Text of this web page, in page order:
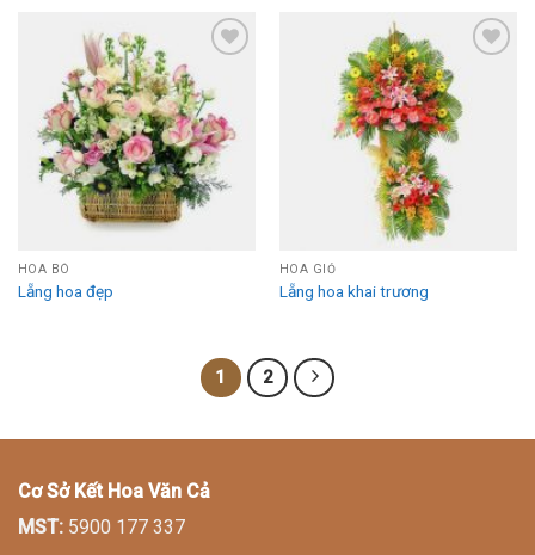
Wishlist
HOA BÓ
Lẵng hoa đẹp
HOA GIỎ
Lẵng hoa khai trương
1 2
Cơ Sở Kết Hoa Văn Cả
MST: 5900 177 337